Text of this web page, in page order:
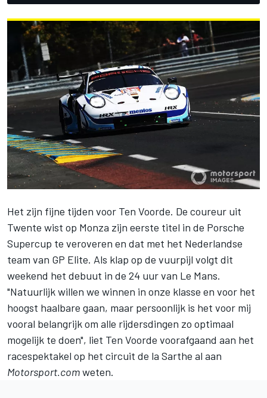
Het zijn fijne tijden voor Ten Voorde. De coureur uit
Twente wist op Monza zijn eerste titel in de Porsche
Supercup te veroveren en dat met het Nederlandse
team van GP Elite. Als klap op de vuurpijl volgt dit
weekend het debuut in de 24 uur van Le Mans.
"Natuurlijk willen we winnen in onze klasse en voor het
hoogst haalbare gaan, maar persoonlijk is het voor mij
vooral belangrijk om alle rijdersdingen zo optimaal
mogelijk te doen", liet Ten Voorde voorafgaand aan het
racespektakel op het circuit de la Sarthe al aan
Motorsport.comweten.